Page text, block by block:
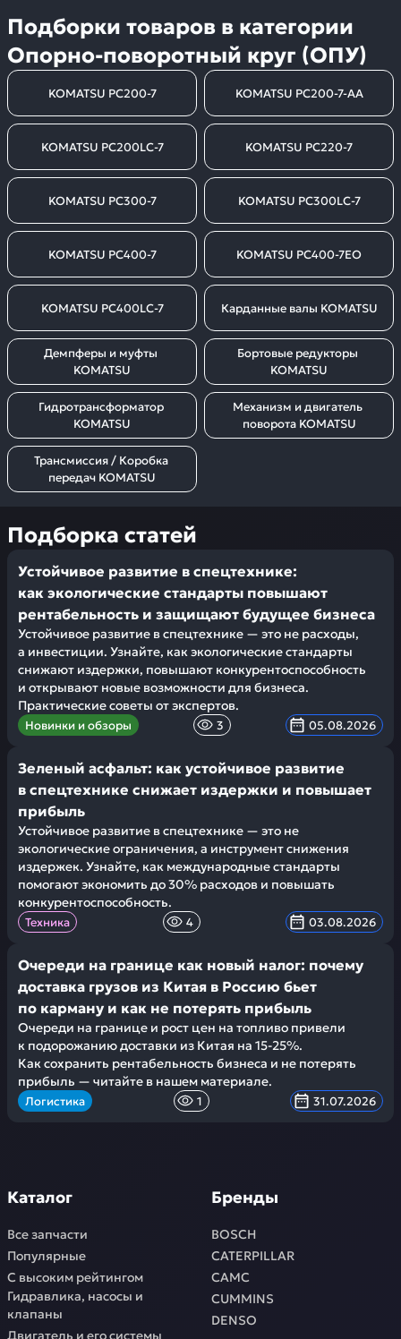
Подборки товаров в категории
Опорно-поворотный круг (ОПУ)
KOMATSU PC200-7 KOMATSU PC200-7-AA
KOMATSU PC200LC-7 KOMATSU PC220-7
KOMATSU PC300-7 KOMATSU PC300LC-7
KOMATSU PC400-7 KOMATSU PC400-7EO
KOMATSU PC400LC-7 Карданные валы KOMATSU
Демпферы и муфты
KOMATSU
Бортовые редукторы
KOMATSU
Гидротрансформатор
KOMATSU
Механизм и двигатель
поворота KOMATSU
Трансмиссия / Коробка
передач KOMATSU
Подборка статей
Устойчивое развитие в спецтехнике:
как экологические стандарты повышают
рентабельность и защищают будущее бизнеса
Устойчивое развитие в спецтехнике — это не расходы,
а инвестиции. Узнайте, как экологические стандарты
снижают издержки, повышают конкурентоспособность
и открывают новые возможности для бизнеса.
Практические советы от экспертов.
Новинки и обзоры 3 05.08.2026
Зеленый асфальт: как устойчивое развитие
в спецтехнике снижает издержки и повышает
прибыль
Устойчивое развитие в спецтехнике — это не
экологические ограничения, а инструмент снижения
издержек. Узнайте, как международные стандарты
помогают экономить до 30% расходов и повышать
конкурентоспособность.
Техника 4 03.08.2026
Очереди на границе как новый налог: почему
доставка грузов из Китая в Россию бьет
по карману и как не потерять прибыль
Очереди на границе и рост цен на топливо привели
к подорожанию доставки из Китая на 15-25%.
Как сохранить рентабельность бизнеса и не потерять
прибыль — читайте в нашем материале.
Логистика 1 31.07.2026
Каталог
Все запчасти
Популярные
С высоким рейтингом
Гидравлика, насосы и
клапаны
Двигатель и его системы
Бренды
BOSCH
CATERPILLAR
CAMC
CUMMINS
DENSO